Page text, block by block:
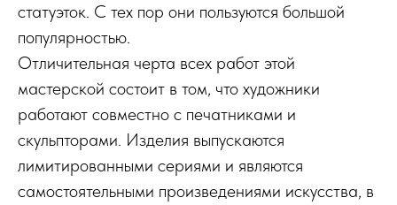
статуэток. С тех пор они пользуются большой
популярностью.
Отличительная черта всех работ этой
мастерской состоит в том, что художники
работают совместно с печатниками и
скульпторами. Изделия выпускаются
лимитированными сериями и являются
самостоятельными произведениями искусства, в